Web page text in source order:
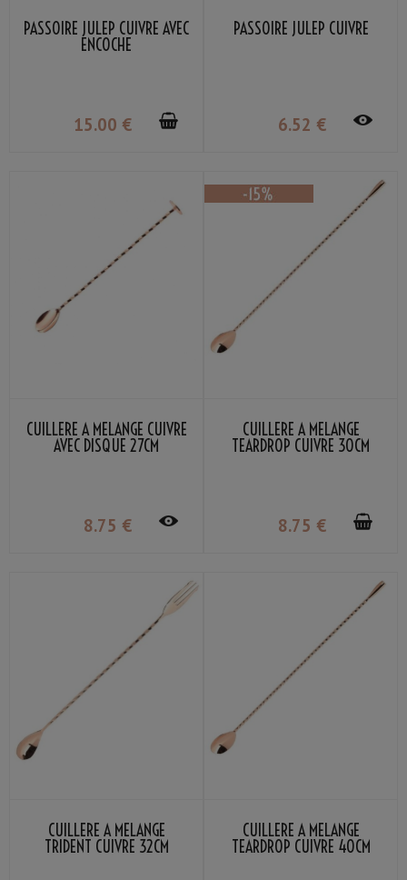
PASSOIRE JULEP CUIVRE AVEC
ENCOCHE
15.00 €
PASSOIRE JULEP CUIVRE
6.52 €
CUILLÈRE À MÉLANGE CUIVRE
AVEC DISQUE 27CM
8.75 €
CUILLÈRE À MÉLANGE
TEARDROP CUIVRE 30CM
8.75 €
CUILLÈRE À MÉLANGE
TRIDENT CUIVRE 32CM
CUILLÈRE À MÉLANGE
TEARDROP CUIVRE 40CM